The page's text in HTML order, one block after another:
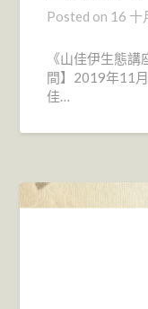
Posted on 16 十
《山佳伊生態
間】2019年11
佳…